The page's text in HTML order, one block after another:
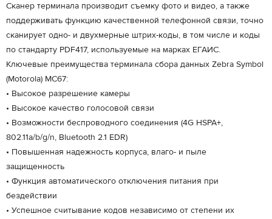
Сканер терминала производит съемку фото и видео, а также
поддерживать функцию качественной телефонной связи, точно
сканирует одно- и двухмерные штрих-коды, в том числе и коды
по стандарту PDF417, используемые на марках ЕГАИС.
Ключевые преимущества терминала сбора данных Zebra Symbol
(Motorola) MC67:
• Высокое разрешение камеры
• Высокое качество голосовой связи
• Возможности беспроводного соединения (4G HSPA+,
802.11a/b/g/n, Bluetooth 2.1 EDR)
• Повышенная надежность корпуса, влаго- и пыле
защищенность
• Функция автоматического отключения питания при
бездействии
• Успешное считывание кодов независимо от степени их